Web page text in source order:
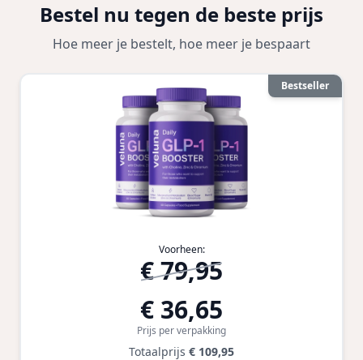
Bestel nu tegen de beste prijs
Hoe meer je bestelt, hoe meer je bespaart
Bestseller
Voorheen:
€ 79,95
€ 36,65
Prijs per verpakking
Totaalprijs € 109,95